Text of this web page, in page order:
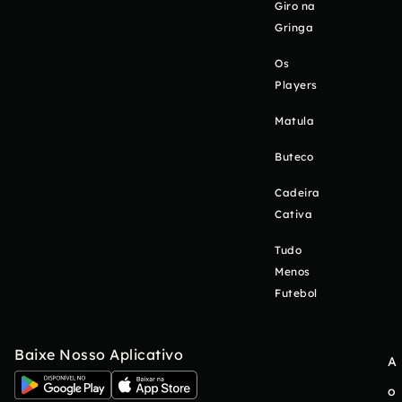
Giro na
Gringa
Os
Players
Matula
Buteco
Cadeira
Cativa
Tudo
Menos
Futebol
Baixe Nosso Aplicativo
A
o